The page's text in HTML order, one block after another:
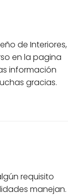
de Interiores,
en la pagina
información
gracias.
requisito
manejan.